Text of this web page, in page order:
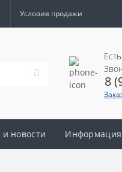
Условия продажи
8
и новости Информация